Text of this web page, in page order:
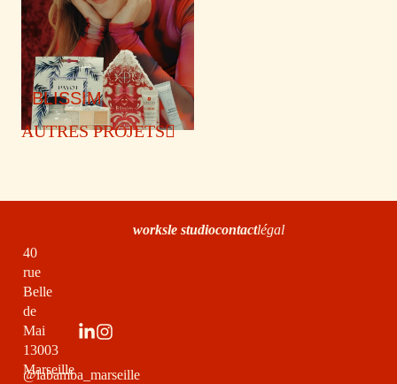
BLISSIM
AUTRES PROJETS
40
rue
Belle
de
Mai
13003
Marseille
@labamba_marseille
worksle studiocontactlégal